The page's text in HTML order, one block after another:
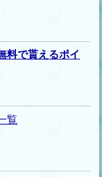
料で貰えるポイ
覧